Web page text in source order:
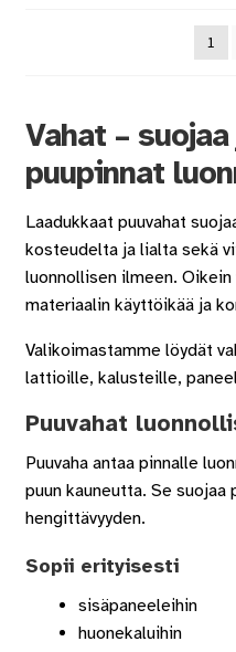
1
Vahat –
puupinnat
Laadukkaat puuvahat
kosteudelta ja lialta sekä
luonnollisen ilmeen.
materiaalin käyttöikää ja
Valikoimastamme löydät
lattioille, kalusteille,
Puuvahat
Puuvaha antaa pinnalle
puun kauneutta. Se
hengittävyyden.
Sopii erityisesti
sisäpaneeleihin
huonekaluihin